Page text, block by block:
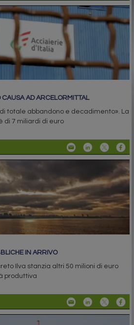
CAUSA AD ARCELORMITTAL
totale abbandono e decadimento». La
di 7 miliardi di euro
IN ARRIVO
Ilva stanzia altri 50 milioni di euro
produttiva